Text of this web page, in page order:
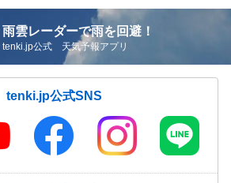
雨雲レーダーで雨を回避！
tenki.jp公式 天気予報アプリ
tenki.jp公式SNS